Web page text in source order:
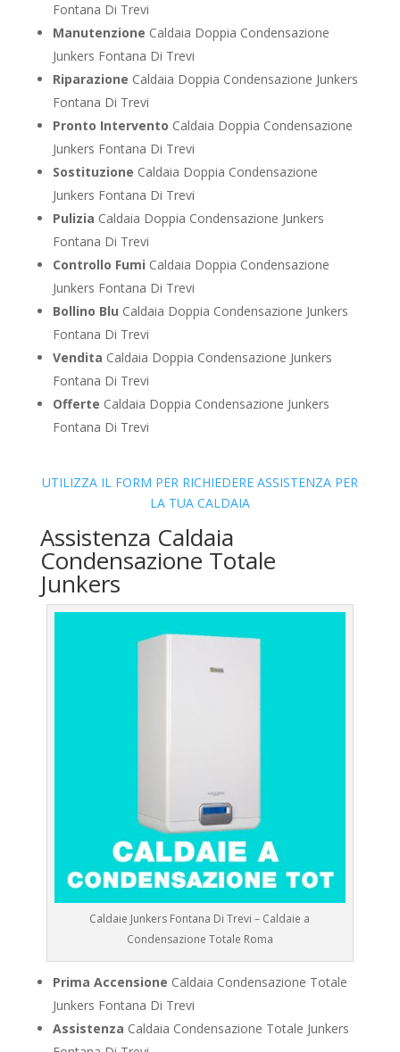
Fontana Di Trevi
Manutenzione Caldaia Doppia Condensazione
Junkers Fontana Di Trevi
Riparazione Caldaia Doppia Condensazione Junkers
Fontana Di Trevi
Pronto Intervento Caldaia Doppia Condensazione
Junkers Fontana Di Trevi
Sostituzione Caldaia Doppia Condensazione
Junkers Fontana Di Trevi
Pulizia Caldaia Doppia Condensazione Junkers
Fontana Di Trevi
Controllo Fumi Caldaia Doppia Condensazione
Junkers Fontana Di Trevi
Bollino Blu Caldaia Doppia Condensazione Junkers
Fontana Di Trevi
Vendita Caldaia Doppia Condensazione Junkers
Fontana Di Trevi
Offerte Caldaia Doppia Condensazione Junkers
Fontana Di Trevi
UTILIZZA IL FORM PER RICHIEDERE ASSISTENZA PER
LA TUA CALDAIA
Assistenza Caldaia
Condensazione Totale
Junkers
Caldaie Junkers Fontana Di Trevi – Caldaie a
Condensazione Totale Roma
Prima Accensione Caldaia Condensazione Totale
Junkers Fontana Di Trevi
Assistenza Caldaia Condensazione Totale Junkers